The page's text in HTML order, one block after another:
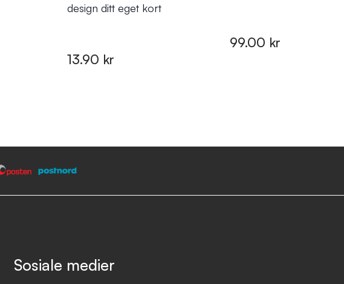
design ditt eget kort
13.90 kr
99.00 kr
Sosiale medier